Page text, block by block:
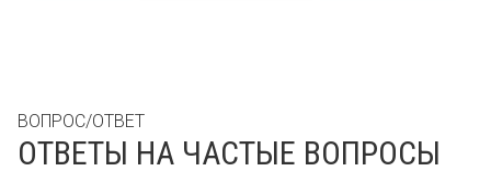
ВОПРОС/ОТВЕТ
ОТВЕТЫ НА ЧАСТЫЕ ВОПРОСЫ